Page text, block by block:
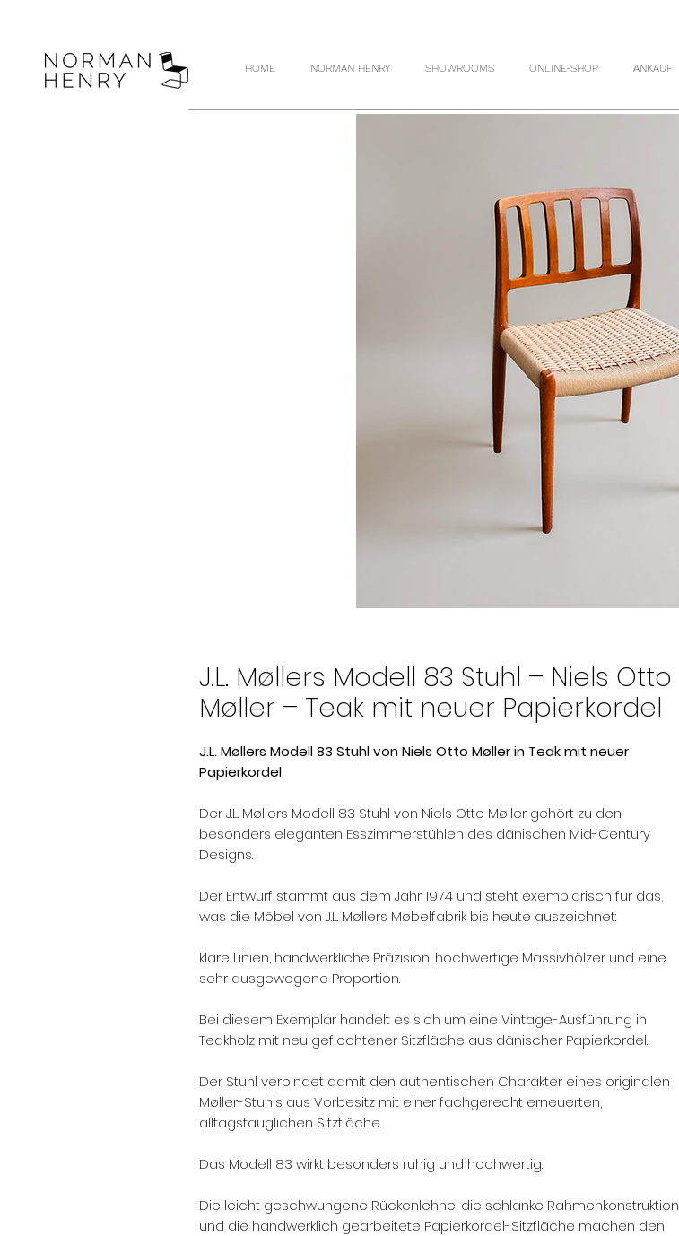
HOME NORMAN HENRY SHOWROOMS ONLINE-SHOP ANKAUF
J.L. Møllers Modell 83 Stuhl – Niels Otto
Møller – Teak mit neuer Papierkordel
J.L. Møllers Modell 83 Stuhl von Niels Otto Møller in Teak mit neuer
Papierkordel
Der J.L. Møllers Modell 83 Stuhl von Niels Otto Møller gehört zu den
besonders eleganten Esszimmerstühlen des dänischen Mid-Century
Designs.
Der Entwurf stammt aus dem Jahr 1974 und steht exemplarisch für das,
was die Möbel von J.L. Møllers Møbelfabrik bis heute auszeichnet:
klare Linien, handwerkliche Präzision, hochwertige Massivhölzer und eine
sehr ausgewogene Proportion.
Bei diesem Exemplar handelt es sich um eine Vintage-Ausführung in
Teakholz mit neu geflochtener Sitzfläche aus dänischer Papierkordel.
Der Stuhl verbindet damit den authentischen Charakter eines originalen
Møller-Stuhls aus Vorbesitz mit einer fachgerecht erneuerten,
alltagstauglichen Sitzfläche.
Das Modell 83 wirkt besonders ruhig und hochwertig.
Die leicht geschwungene Rückenlehne, die schlanke Rahmenkonstruktion
und die handwerklich gearbeitete Papierkordel-Sitzfläche machen den